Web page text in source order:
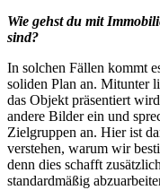
Wie gehst du mit
sind?
In solchen Fällen kommt
soliden Plan an. Mitunter
das Objekt präsentiert
andere Bilder ein und
Zielgruppen an. Hier ist
verstehen, warum wir
denn dies schafft
standardmäßig